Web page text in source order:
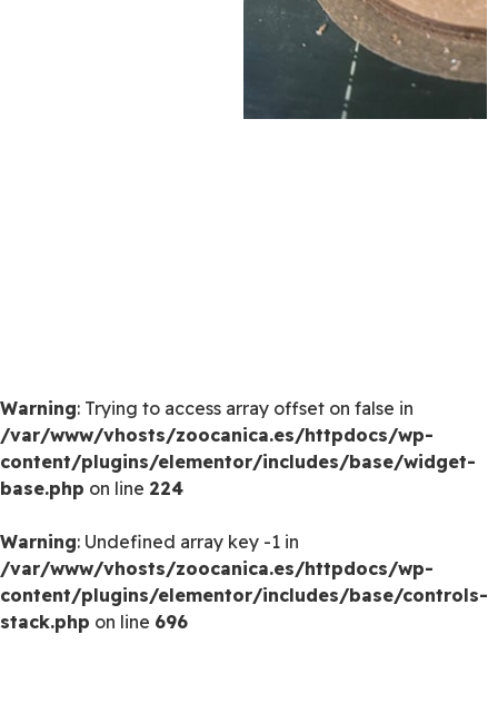
Warning: Trying to access array offset on false in
/var/www/vhosts/zoocanica.es/httpdocs/wp-
content/plugins/elementor/includes/base/widget-
base.php on line 224
Warning: Undefined array key -1 in
/var/www/vhosts/zoocanica.es/httpdocs/wp-
content/plugins/elementor/includes/base/controls-
stack.php on line 696